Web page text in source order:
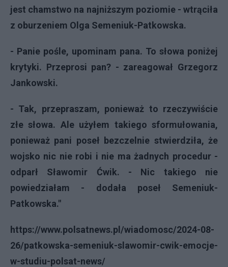
jest chamstwo na najniższym poziomie - wtrąciła
z oburzeniem Olga Semeniuk-Patkowska.
- Panie pośle, upominam pana. To słowa poniżej
krytyki. Przeprosi pan? - zareagował Grzegorz
Jankowski.
- Tak, przepraszam, ponieważ to rzeczywiście
złe słowa. Ale użyłem takiego sformułowania,
ponieważ pani poseł bezczelnie stwierdziła, że
wojsko nic nie robi i nie ma żadnych procedur -
odparł Sławomir Ćwik. - Nic takiego nie
powiedziałam - dodała poseł Semeniuk-
Patkowska."
https://www.polsatnews.pl/wiadomosc/2024-08-
26/patkowska-semeniuk-slawomir-cwik-emocje-
w-studiu-polsat-news/